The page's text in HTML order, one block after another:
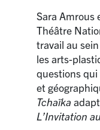
Sara Amrous
Théâtre
travail au
les arts-
questions
et
Tchaïka
L’Invitation